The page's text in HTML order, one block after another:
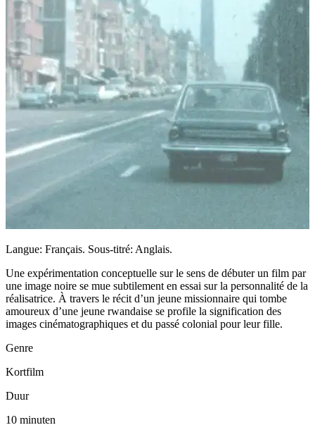
Langue: Français. Sous-titré: Anglais.
Une expérimentation conceptuelle sur le sens de débuter un film par
une image noire se mue subtilement en essai sur la personnalité de la
réalisatrice. À travers le récit d’un jeune missionnaire qui tombe
amoureux d’une jeune rwandaise se profile la signification des
images cinématographiques et du passé colonial pour leur fille.
Genre
Kortfilm
Duur
10 minuten